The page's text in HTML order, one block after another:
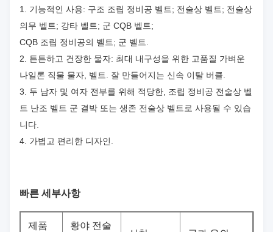
1. 기능적인 사용: 구조 조립 정비공 벨트; 전술상 벨트; 전술상
의무 벨트; 강타 벨트; 군 CQB 벨트;
CQB 조립 정비공의 벨트; 군 벨트.
2. 튼튼하고 건장한 물자: 최대 내구성을 위한 고품질 가벼운
나일론 직물 물자, 벨트. 잘 만들어지는 신속 이탈 버클.
3. 두 남자 및 여자 전부를 위해 적당한, 조립 정비공 전술상 벨
트 난조 벨트 군 결박 또는 생존 전술상 벨트로 사용될 수 있습
니다.
4. 가볍고 편리한 디자인.
빠른 세부사항
제품
황야 전술